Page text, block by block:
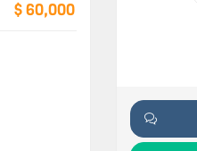
$ 60,000